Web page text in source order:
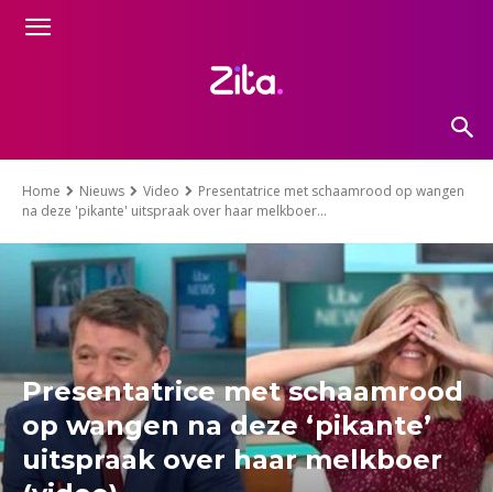
Home Nieuws Video
Presentatrice met schaamrood op wangen
na deze 'pikante' uitspraak over haar melkboer...
Presentatrice met schaamrood
op wangen na deze ‘pikante’
uitspraak over haar melkboer